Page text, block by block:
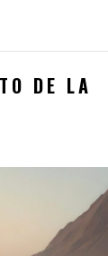
DE LA